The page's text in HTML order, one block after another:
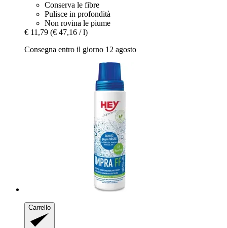
Conserva le fibre
Pulisce in profondità
Non rovina le piume
€ 11,79 (€ 47,16 / l)
Consegna entro il giorno 12 agosto
Carrello